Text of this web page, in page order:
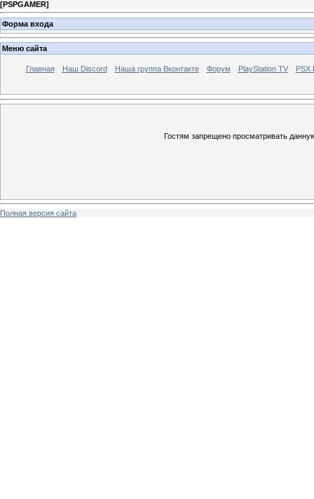
[PSPGAMER]
Форма входа
Меню сайта
Главная Наш Discord Наша группа Вконтакте Форум PlayStation TV PSX
Гостям запрещено просматривать
Полная версия сайта